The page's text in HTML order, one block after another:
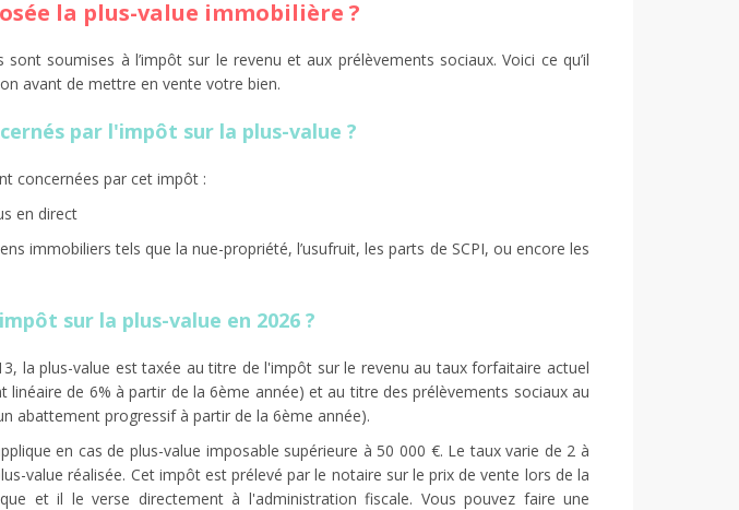
la plus-value immobilière ?
sont soumises à l’impôt sur le revenu et aux prélèvements sociaux. Voici ce qu’il
avant de mettre en vente votre bien.
par l'impôt sur la plus-value ?
concernées par cet impôt :
en direct
immobiliers tels que la nue-propriété, l’usufruit, les parts de SCPI, ou encore les
sur la plus-value en 2026 ?
la plus-value est taxée au titre de l'impôt sur le revenu au taux forfaitaire actuel
linéaire de 6% à partir de la 6ème année) et au titre des prélèvements sociaux au
abattement progressif à partir de la 6ème année).
en cas de plus-value imposable supérieure à 50 000 €. Le taux varie de 2 à
value réalisée. Cet impôt est prélevé par le notaire sur le prix de vente lors de la
et il le verse directement à l'administration fiscale. Vous pouvez faire une